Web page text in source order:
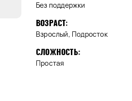
Без поддержки
ВОЗРАСТ:
Взрослый, Подросток
СЛОЖНОСТЬ:
Простая